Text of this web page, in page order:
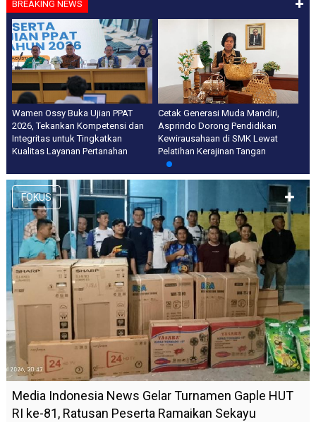
BREAKING NEWS
Wamen Ossy Buka Ujian PPAT
2026, Tekankan Kompetensi dan
Integritas untuk Tingkatkan
Kualitas Layanan Pertanahan
Cetak Generasi Muda Mandiri,
Asprindo Dorong Pendidikan
Kewirausahaan di SMK Lewat
Pelatihan Kerajinan Tangan
FOKUS
Media Indonesia News Gelar Turnamen Gaple HUT
RI ke-81, Ratusan Peserta Ramaikan Sekayu